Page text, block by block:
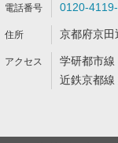
0120-
京都府京
学研都市
近鉄京都